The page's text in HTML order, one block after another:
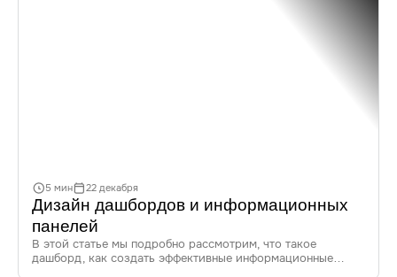
Дизайн дашбордов и информационных
панелей
В этой статье мы подробно рассмотрим, что такое
дашборд, как создать эффективные информационные
5 мин 22 декабря